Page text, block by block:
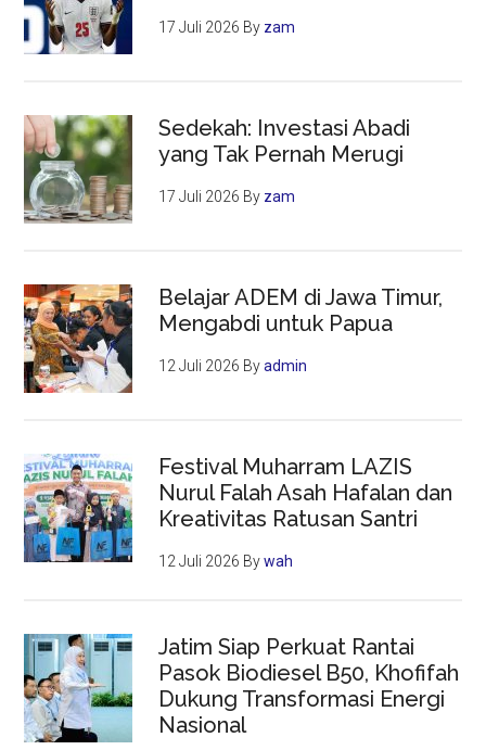
17 Juli 2026 By zam
Sedekah: Investasi Abadi
yang Tak Pernah Merugi
17 Juli 2026 By zam
Belajar ADEM di Jawa Timur,
Mengabdi untuk Papua
12 Juli 2026 Byadmin
Festival Muharram LAZIS
Nurul Falah Asah Hafalan dan
Kreativitas Ratusan Santri
12 Juli 2026 Bywah
Jatim Siap Perkuat Rantai
Pasok Biodiesel B50, Khofifah
Dukung Transformasi Energi
Nasional